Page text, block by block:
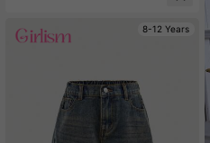
8-12 Years